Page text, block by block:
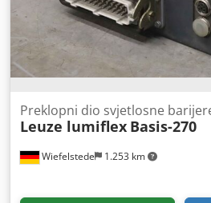
Wiefelstede 1.253 km
Preklopni dio svjetlosne
Leuze lumiflex Basis-270